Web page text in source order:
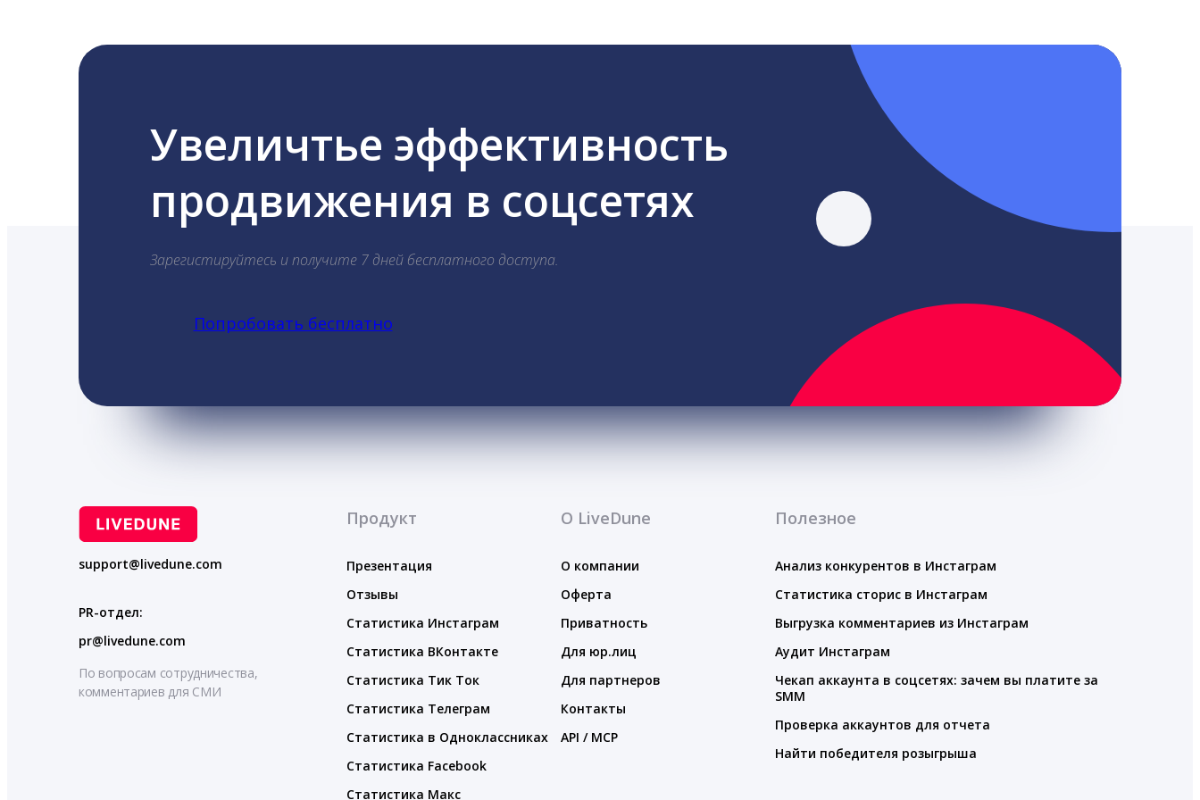
Увеличтье эффективность
продвижения в соцсетях
Зарегистируйтесь и получите 7 дней бесплатного доступа.
Попробовать бесплатно
support@livedune.com
PR-отдел:
pr@livedune.com
По вопросам сотрудничества,
комментариев для СМИ
Продукт
Презентация
Отзывы
Статистика Инстаграм
Статистика ВКонтакте
Статистика Тик Ток
Статистика Телеграм
Статистика в Одноклассниках
Статистика Facebook
Статистика Макс
О LiveDune
О компании
Оферта
Приватность
Для юр.лиц
Для партнеров
Контакты
API / MCP
Полезное
Анализ конкурентов в Инстаграм
Статистика сторис в Инстаграм
Выгрузка комментариев из Инстаграм
Аудит Инстаграм
Чекап аккаунта в соцсетях: зачем вы платите за
SMM
Проверка аккаунтов для отчета
Найти победителя розыгрыша